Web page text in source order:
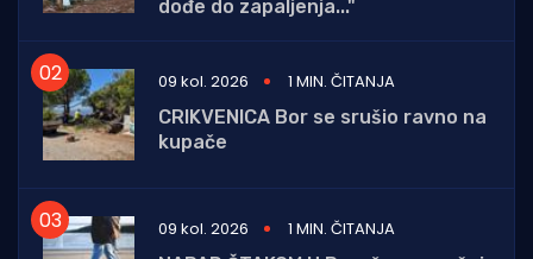
dođe do zapaljenja..."
09 kol. 2026
1 MIN. ČITANJA
CRIKVENICA Bor se srušio ravno na
kupače
09 kol. 2026
1 MIN. ČITANJA